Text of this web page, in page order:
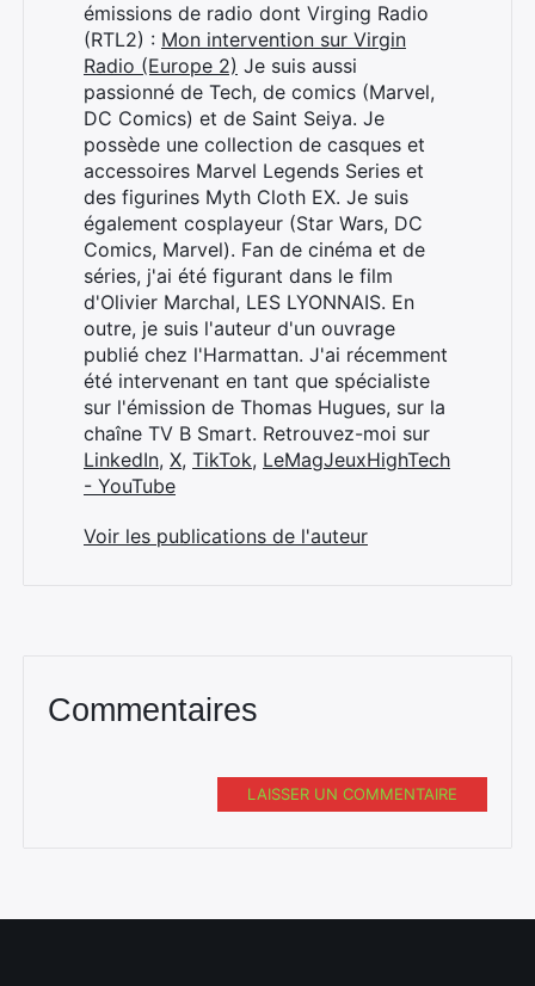
émissions de radio dont Virging Radio
(RTL2) : Mon intervention sur Virgin
Radio (Europe 2) Je suis aussi
passionné de Tech, de comics (Marvel,
DC Comics) et de Saint Seiya. Je
possède une collection de casques et
accessoires Marvel Legends Series et
des figurines Myth Cloth EX. Je suis
également cosplayeur (Star Wars, DC
Comics, Marvel). Fan de cinéma et de
séries, j'ai été figurant dans le film
d'Olivier Marchal, LES LYONNAIS. En
outre, je suis l'auteur d'un ouvrage
publié chez l'Harmattan. J'ai récemment
été intervenant en tant que spécialiste
sur l'émission de Thomas Hugues, sur la
chaîne TV B Smart. Retrouvez-moi sur
LinkedIn, X, TikTok, LeMagJeuxHighTech
- YouTube
Voir les publications de l'auteur
Commentaires
LAISSER UN COMMENTAIRE